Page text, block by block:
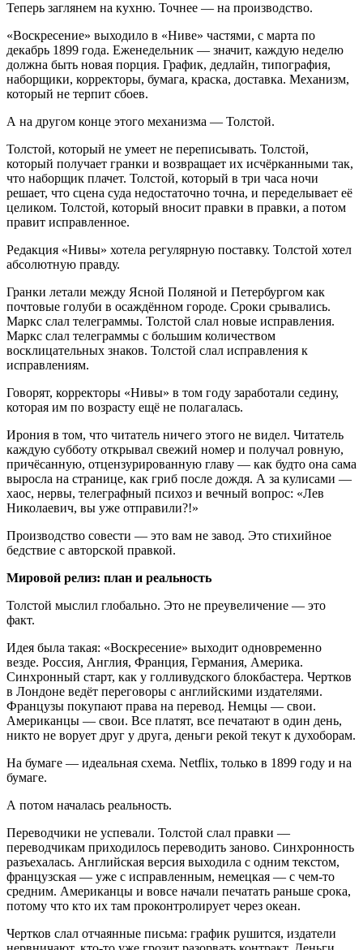
Теперь заглянем на кухню. Точнее — на производство.
«Воскресение» выходило в «Ниве» частями, с марта по
декабрь 1899 года. Еженедельник — значит, каждую неделю
должна быть новая порция. График, дедлайн, типография,
наборщики, корректоры, бумага, краска, доставка. Механизм,
который не терпит сбоев.
А на другом конце этого механизма — Толстой.
Толстой, который не умеет не переписывать. Толстой,
который получает гранки и возвращает их исчёрканными так,
что наборщик плачет. Толстой, который в три часа ночи
решает, что сцена суда недостаточно точна, и переделывает её
целиком. Толстой, который вносит правки в правки, а потом
правит исправленное.
Редакция «Нивы» хотела регулярную поставку. Толстой хотел
абсолютную правду.
Гранки летали между Ясной Поляной и Петербургом как
почтовые голуби в осаждённом городе. Сроки срывались.
Маркс слал телеграммы. Толстой слал новые исправления.
Маркс слал телеграммы с большим количеством
восклицательных знаков. Толстой слал исправления к
исправлениям.
Говорят, корректоры «Нивы» в том году заработали седину,
которая им по возрасту ещё не полагалась.
Ирония в том, что читатель ничего этого не видел. Читатель
каждую субботу открывал свежий номер и получал ровную,
причёсанную, отцензурированную главу — как будто она сама
выросла на странице, как гриб после дождя. А за кулисами —
хаос, нервы, телеграфный психоз и вечный вопрос: «Лев
Николаевич, вы уже отправили?!»
Производство совести — это вам не завод. Это стихийное
бедствие с авторской правкой.
Мировой релиз: план и реальность
Толстой мыслил глобально. Это не преувеличение — это
факт.
Идея была такая: «Воскресение» выходит одновременно
везде. Россия, Англия, Франция, Германия, Америка.
Синхронный старт, как у голливудского блокбастера. Чертков
в Лондоне ведёт переговоры с английскими издателями.
Французы покупают права на перевод. Немцы — свои.
Американцы — свои. Все платят, все печатают в один день,
никто не ворует друг у друга, деньги рекой текут к духоборам.
На бумаге — идеальная схема. Netflix, только в 1899 году и на
бумаге.
А потом началась реальность.
Переводчики не успевали. Толстой слал правки —
переводчикам приходилось переводить заново. Синхронность
разъехалась. Английская версия выходила с одним текстом,
французская — уже с исправленным, немецкая — с чем-то
средним. Американцы и вовсе начали печатать раньше срока,
потому что кто их там проконтролирует через океан.
Чертков слал отчаянные письма: график рушится, издатели